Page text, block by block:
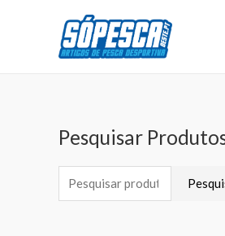
Pesquisar